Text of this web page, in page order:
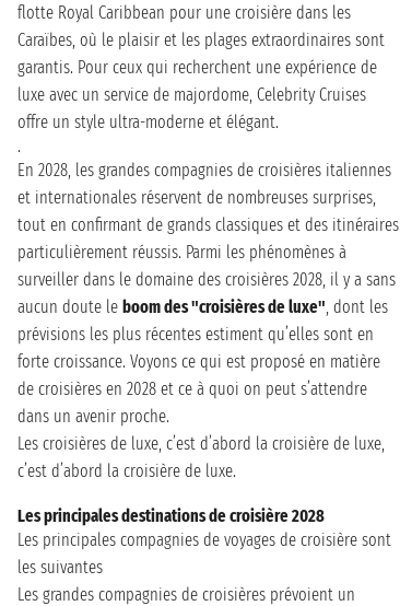
flotte Royal Caribbean pour une croisière dans les
Caraïbes, où le plaisir et les plages extraordinaires sont
garantis. Pour ceux qui recherchent une expérience de
luxe avec un service de majordome, Celebrity Cruises
offre un style ultra-moderne et élégant.
.
En 2028, les grandes compagnies de croisières italiennes
et internationales réservent de nombreuses surprises,
tout en confirmant de grands classiques et des itinéraires
particulièrement réussis. Parmi les phénomènes à
surveiller dans le domaine des croisières 2028, il y a sans
aucun doute le boom des "croisières de luxe" , dont les
prévisions les plus récentes estiment qu’elles sont en
forte croissance. Voyons ce qui est proposé en matière
de croisières en 2028 et ce à quoi on peut s’attendre
dans un avenir proche.
Les croisières de luxe, c’est d’abord la croisière de luxe,
c’est d’abord la croisière de luxe.
Les principales destinations de croisière 2028
Les principales compagnies de voyages de croisière sont
les suivantes
Les grandes compagnies de croisières prévoient un